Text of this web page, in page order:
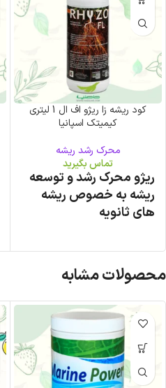
کود ریشه زا ریژو اف ال 1 لیتری
کیمیتک اسپانیا
محرک رشد ریشه
تماس بگیرید
ریژو محرک رشد و توسعه
ریشه به خصوص ریشه
های ثانویه
آمینواسید، نیتروژن ،
فسفر ، اسید هیومیک و
اسید فولویک
افزایش جذب مواد مغذی
و بهره وری و قدرت گیاه
افزایش مقاومت سیستم
ریشه به آفات و بیماری ها
محصولات مشابه